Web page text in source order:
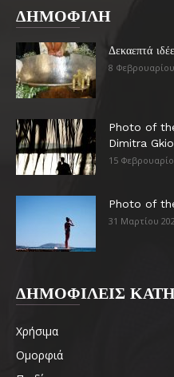
ΔΗΜΟΦΙΛΗ
Δεκαεπτά
8
Photo of
Dimitra
15
Photo of
31 Μαρτίου
ΔΗΜΟΦΙΛΕΙΣ
Χρήσιμα
Ομορφιά